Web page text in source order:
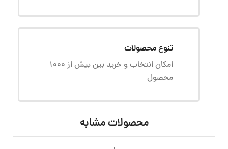
تنوع محصولات
امکان انتخاب و خرید بین بیش از 1000
محصول
محصولات مشابه